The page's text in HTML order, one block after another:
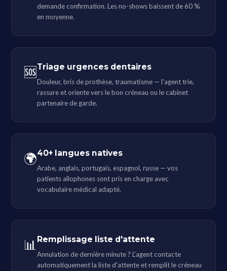
demande confirmation. Les no-shows baissent de 60 %
en moyenne.
🆘Triage urgences dentaires
Douleur, bris de prothèse, traumatisme — l'agent trie,
rassure et oriente vers le bon créneau ou le cabinet
partenaire de garde.
🌍40+ langues natives
Arabe, anglais, portugais, espagnol, russe — vos
patients allophones sont pris en charge avec
vocabulaire médical adapté.
📊 Remplissage liste d'attente
Annulation de dernière minute ? L'agent contacte
automatiquement la liste d'attente et remplit le créneau